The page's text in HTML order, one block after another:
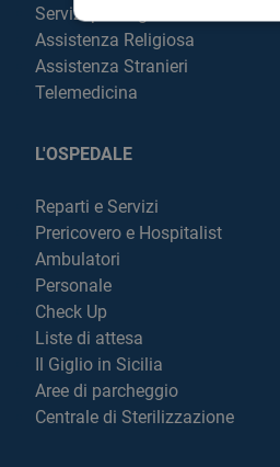
Servizi per degenti e visitatori
Assistenza Religiosa
Assistenza Stranieri
Telemedicina
L'OSPEDALE
Reparti e Servizi
Prericovero e Hospitalist
Ambulatori
Personale
Check Up
Liste di attesa
Il Giglio in Sicilia
Aree di parcheggio
Centrale di Sterilizzazione